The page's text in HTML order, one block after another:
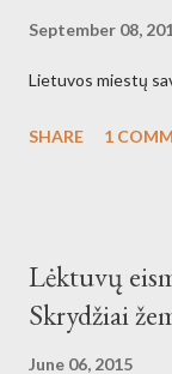
September 08,
Lietuvos miestų
SHARE 1
Lėktuvų
Skrydžiai
June 06, 2015